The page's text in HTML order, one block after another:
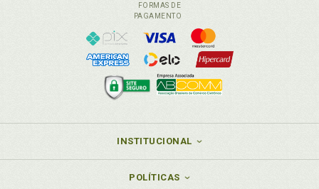
FORMAS DE
PAGAMENTO
INSTITUCIONAL
POLÍTICAS